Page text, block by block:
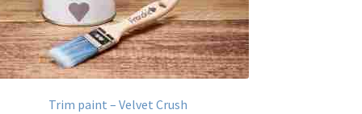
Trim paint – Velvet Crush